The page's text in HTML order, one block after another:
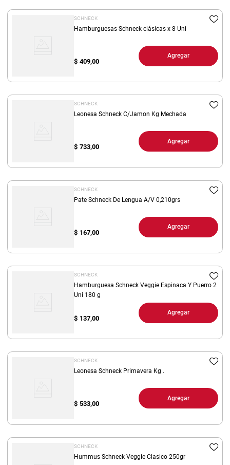
SCHNECK
Hamburguesas Schneck clásicas x 8 Uni
$ 409,00
Agregar
SCHNECK
Leonesa Schneck C/Jamon Kg Mechada
$ 733,00
Agregar
SCHNECK
Pate Schneck De Lengua A/V 0,210grs
$ 167,00
Agregar
SCHNECK
Hamburguesa Schneck Veggie Espinaca Y Puerro 2
Uni 180 g
$ 137,00
Agregar
SCHNECK
Leonesa Schneck Primavera Kg .
$ 533,00
Agregar
SCHNECK
Hummus Schneck Veggie Clasico 250gr